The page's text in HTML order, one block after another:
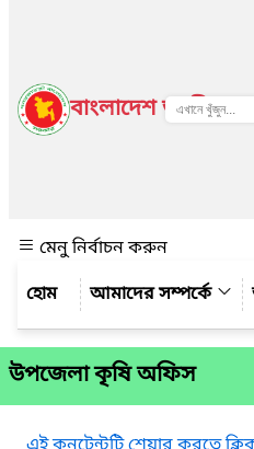
বাংলাদেশ জাতীয়
মেনু নির্বাচন করুন
আমাদের সম্পর্কে
উপজেলা কৃষি অফিস